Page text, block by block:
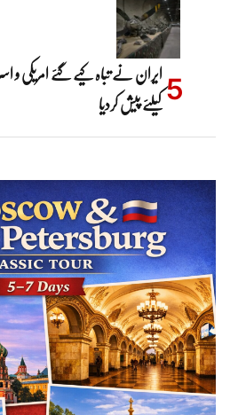
ایران نے تباہ کیے گئے امریکی و
کیلئے پیش کردیا